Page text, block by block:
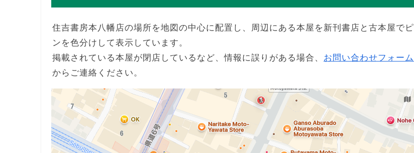
住吉書房本八幡店の場所を地図の中心に配置し、周辺にある本屋を新刊書店と古本屋でピ
ンを色分けして表示しています。
掲載されている本屋が閉店しているなど、情報に誤りがある場合、 お問い合わせフォーム
からご連絡ください。